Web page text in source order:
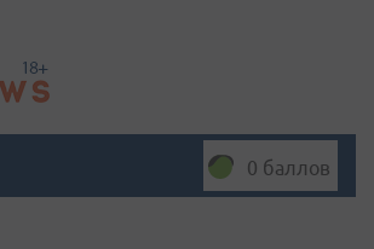
0 баллов